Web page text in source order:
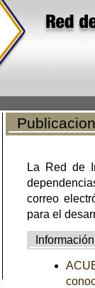
La Red de
correo
para el
Información